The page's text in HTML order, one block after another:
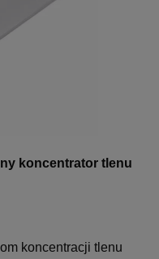
koncentrator tlenu
koncentracji tlenu